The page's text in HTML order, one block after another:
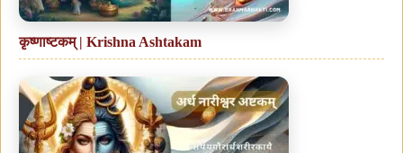
कृष्णाष्टकम् | Krishna Ashtakam